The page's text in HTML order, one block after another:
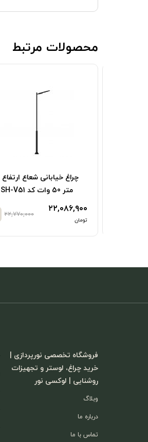
محصولات مرتبط
چراغ خیابانی شعاع ارتفاع 6
متر 60 وات کد SH-S661
۳۵,۸۹۰,۰۰۰
تومان
۳۷,۰۰۰,۰۰۰ ٪3
فروشگاه تخصصی نورپردازی |
خرید چراغ، لوستر و تجهیزات
روشنایی | لوکسی نور
وبلاگ
درباره ما
تماس با ما